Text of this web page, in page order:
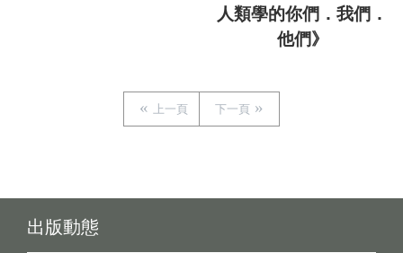
人類學的你們．我們．
他們》
上一頁 下一頁
出版動態